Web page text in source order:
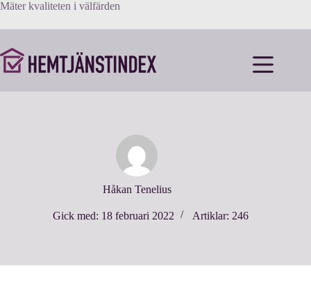
Hoppa
innehåll
Mäter kvaliteten i välfärden
Håkan Tenelius
Gick med: 18 februari 2022 Artiklar: 246